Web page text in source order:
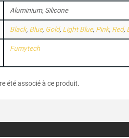
Aluminium, Silicone
Black, Blue, Gold, Light Blue, Pink, Red,
Fumytech
été associé à ce produit.